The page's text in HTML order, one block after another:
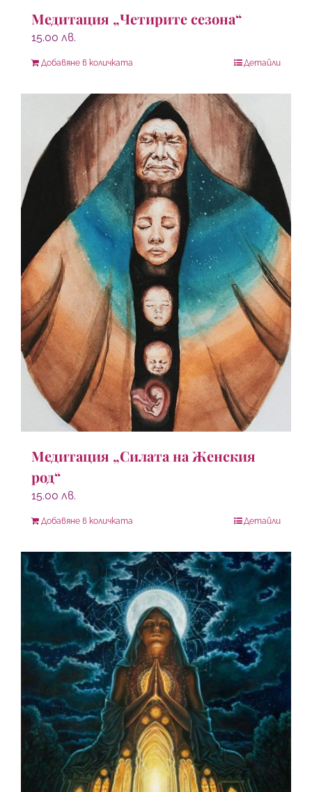
Медитация „Четирите сезона“
15.00 лв.
Добавяне в количката Детайли
Медитация „Силата на Женския
род“
15.00 лв.
Добавяне в количката Детайли